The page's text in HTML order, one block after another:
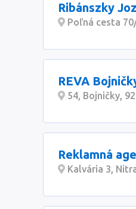
Ribánszky
Poľná cesta
REVA
54, Bojničky,
Reklamná
Kalvária 3,